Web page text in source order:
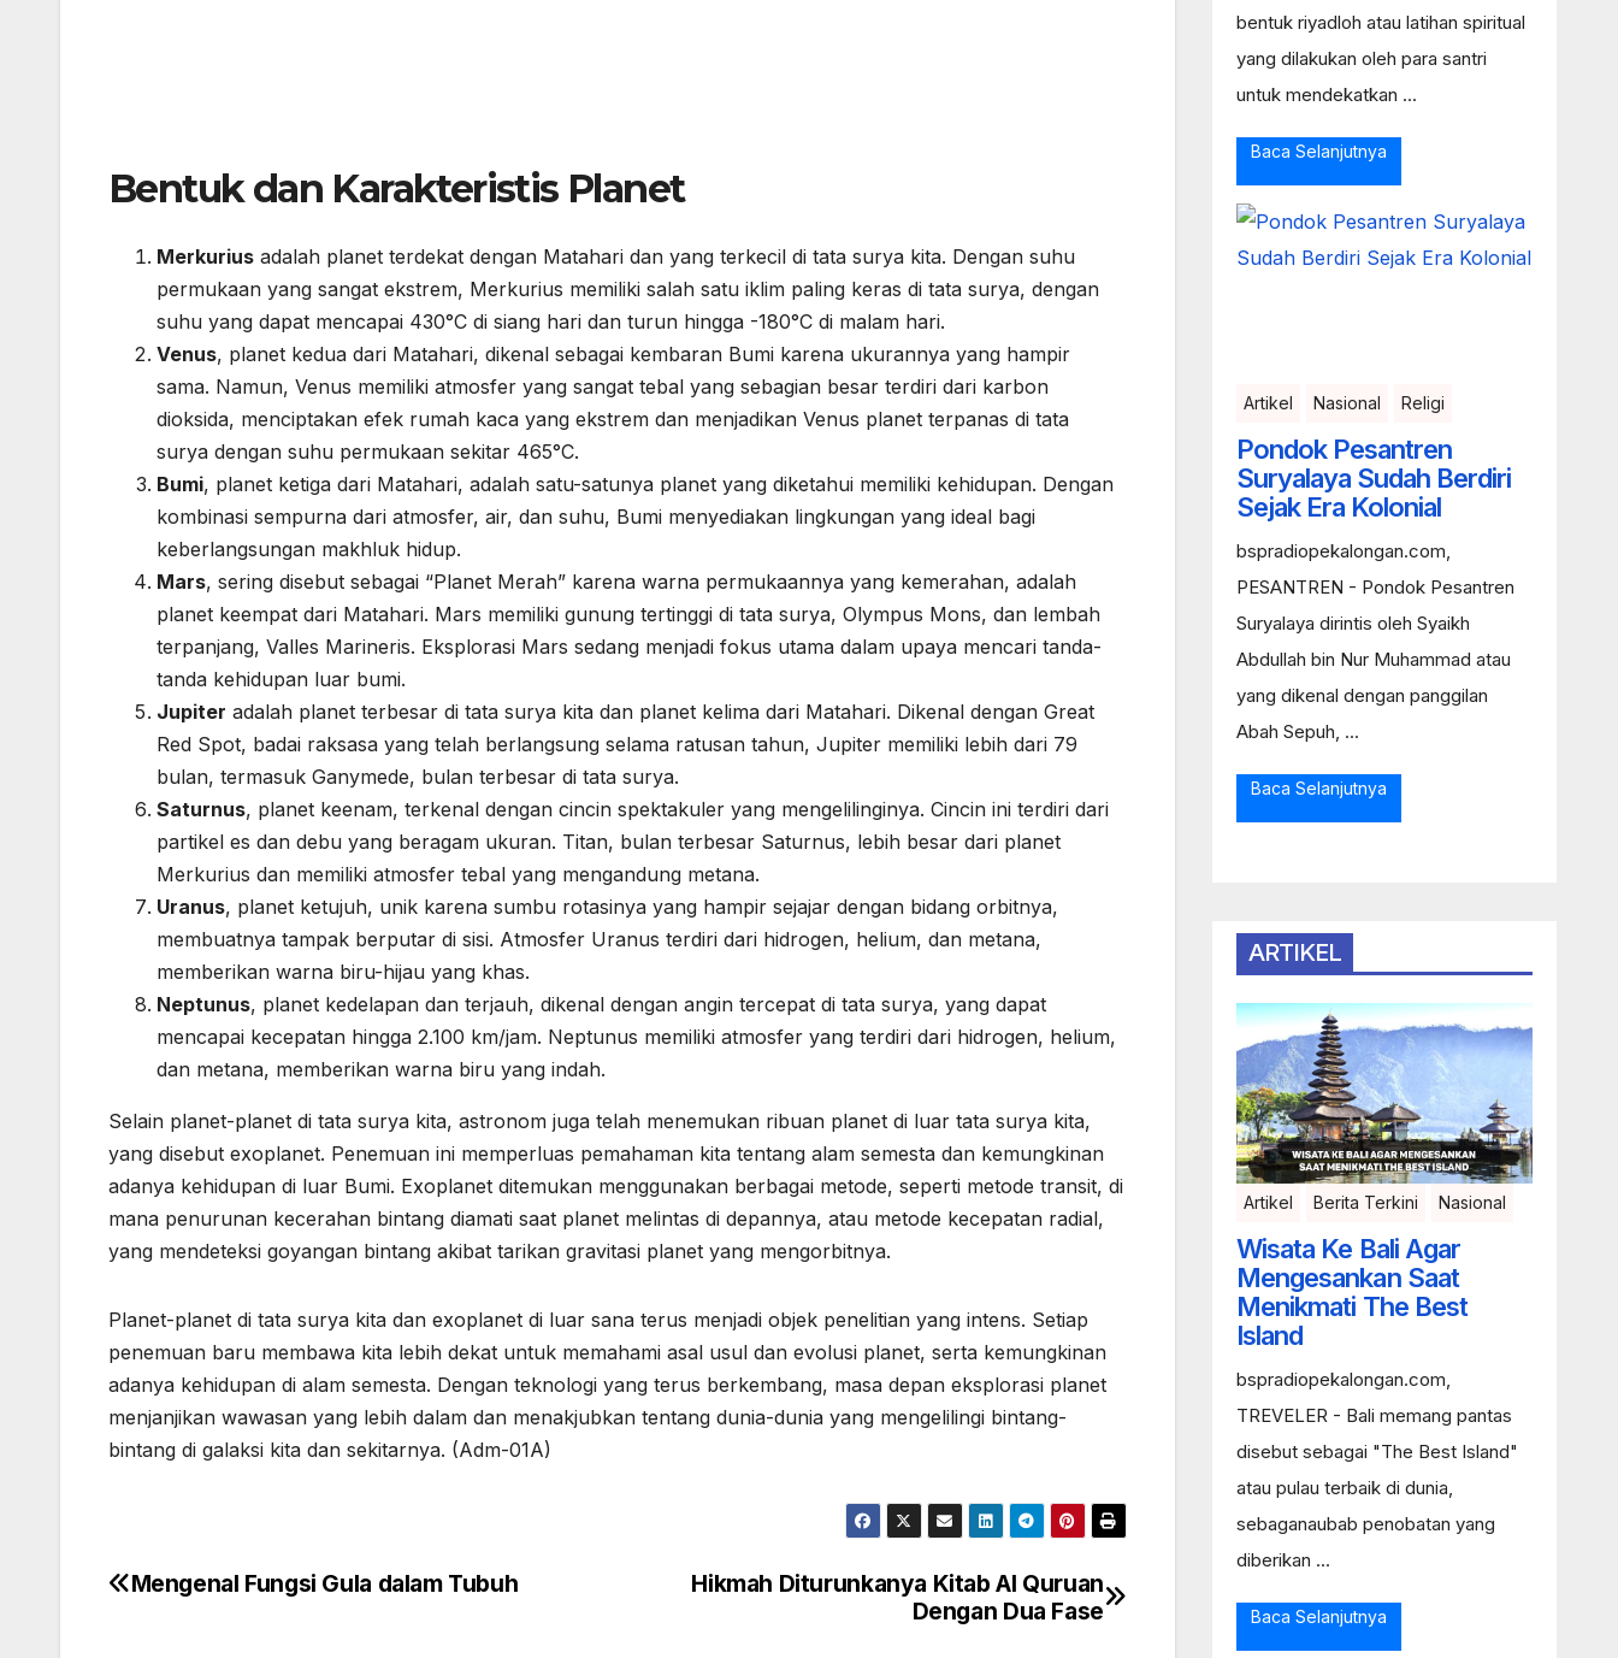
Bentuk dan Karakteristis Planet
Merkurius adalah planet terdekat dengan Matahari dan yang terkecil di tata surya kita. Dengan suhu
permukaan yang sangat ekstrem, Merkurius memiliki salah satu iklim paling keras di tata surya, dengan
suhu yang dapat mencapai 430°C di siang hari dan turun hingga -180°C di malam hari.
Venus, planet kedua dari Matahari, dikenal sebagai kembaran Bumi karena ukurannya yang hampir
sama. Namun, Venus memiliki atmosfer yang sangat tebal yang sebagian besar terdiri dari karbon
dioksida, menciptakan efek rumah kaca yang ekstrem dan menjadikan Venus planet terpanas di tata
surya dengan suhu permukaan sekitar 465°C.
Bumi, planet ketiga dari Matahari, adalah satu-satunya planet yang diketahui memiliki kehidupan. Dengan
kombinasi sempurna dari atmosfer, air, dan suhu, Bumi menyediakan lingkungan yang ideal bagi
keberlangsungan makhluk hidup.
Mars, sering disebut sebagai “Planet Merah” karena warna permukaannya yang kemerahan, adalah
planet keempat dari Matahari. Mars memiliki gunung tertinggi di tata surya, Olympus Mons, dan lembah
terpanjang, Valles Marineris. Eksplorasi Mars sedang menjadi fokus utama dalam upaya mencari tanda-
tanda kehidupan luar bumi.
Jupiter adalah planet terbesar di tata surya kita dan planet kelima dari Matahari. Dikenal dengan Great
Red Spot, badai raksasa yang telah berlangsung selama ratusan tahun, Jupiter memiliki lebih dari 79
bulan, termasuk Ganymede, bulan terbesar di tata surya.
Saturnus, planet keenam, terkenal dengan cincin spektakuler yang mengelilinginya. Cincin ini terdiri dari
partikel es dan debu yang beragam ukuran. Titan, bulan terbesar Saturnus, lebih besar dari planet
Merkurius dan memiliki atmosfer tebal yang mengandung metana.
Uranus, planet ketujuh, unik karena sumbu rotasinya yang hampir sejajar dengan bidang orbitnya,
membuatnya tampak berputar di sisi. Atmosfer Uranus terdiri dari hidrogen, helium, dan metana,
memberikan warna biru-hijau yang khas.
Neptunus, planet kedelapan dan terjauh, dikenal dengan angin tercepat di tata surya, yang dapat
mencapai kecepatan hingga 2.100 km/jam. Neptunus memiliki atmosfer yang terdiri dari hidrogen, helium,
dan metana, memberikan warna biru yang indah.
Selain planet-planet di tata surya kita, astronom juga telah menemukan ribuan planet di luar tata surya kita,
yang disebut exoplanet. Penemuan ini memperluas pemahaman kita tentang alam semesta dan kemungkinan
adanya kehidupan di luar Bumi. Exoplanet ditemukan menggunakan berbagai metode, seperti metode transit, di
mana penurunan kecerahan bintang diamati saat planet melintas di depannya, atau metode kecepatan radial,
yang mendeteksi goyangan bintang akibat tarikan gravitasi planet yang mengorbitnya.
Planet-planet di tata surya kita dan exoplanet di luar sana terus menjadi objek penelitian yang intens. Setiap
penemuan baru membawa kita lebih dekat untuk memahami asal usul dan evolusi planet, serta kemungkinan
adanya kehidupan di alam semesta. Dengan teknologi yang terus berkembang, masa depan eksplorasi planet
menjanjikan wawasan yang lebih dalam dan menakjubkan tentang dunia-dunia yang mengelilingi bintang-
bintang di galaksi kita dan sekitarnya. (Adm-01A)
Navigasi
Hikmah Diturunkanya Kitab Al Quruan
Dengan Dua Fase
Mengenal Fungsi Gula dalam Tubuh
bentuk riyadloh atau latihan spiritual
yang dilakukan oleh para santri
untuk mendekatkan ...
Baca Selanjutnya
Artikel Nasional Religi
Pondok Pesantren
Suryalaya Sudah Berdiri
Sejak Era Kolonial
bspradiopekalongan.com,
PESANTREN - Pondok Pesantren
Suryalaya dirintis oleh Syaikh
Abdullah bin Nur Muhammad atau
yang dikenal dengan panggilan
Abah Sepuh, ...
Baca Selanjutnya
ARTIKEL
Artikel Berita Terkini Nasional
Wisata Ke Bali Agar
Mengesankan Saat
Menikmati The Best
Island
bspradiopekalongan.com,
TREVELER - Bali memang pantas
disebut sebagai "The Best Island"
atau pulau terbaik di dunia,
sebaganaubab penobatan yang
diberikan ...
Baca Selanjutnya